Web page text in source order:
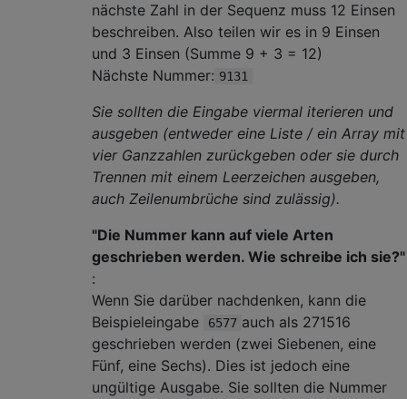
nächste Zahl in der Sequenz muss 12 Einsen
beschreiben. Also teilen wir es in 9 Einsen
und 3 Einsen (Summe 9 + 3 = 12)
Nächste Nummer: 9131
Sie sollten die Eingabe viermal iterieren und
ausgeben (entweder eine Liste / ein Array mit
vier Ganzzahlen zurückgeben oder sie durch
Trennen mit einem Leerzeichen ausgeben,
auch Zeilenumbrüche sind zulässig).
"Die Nummer kann auf viele Arten
geschrieben werden. Wie schreibe ich sie?"
:
Wenn Sie darüber nachdenken, kann die
Beispieleingabe
6577 auch als 271516
geschrieben werden (zwei Siebenen, eine
Fünf, eine Sechs). Dies ist jedoch eine
ungültige Ausgabe. Sie sollten die Nummer